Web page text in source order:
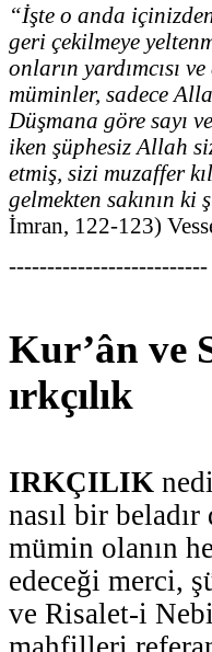
“İşte o anda
geri çekilmeye
onların yardımcısı
müminler, sadece
Düşmana göre sayı
iken şüphesiz Allah
etmiş, sizi muzaffer
gelmekten sakının ki
İmran, 122-123)
--------------------------
Kur’ân ve
ırkçılık
IRKÇILIK
nasıl bir
mümin olanın
edeceği merci,
ve Risalet-i Nebi